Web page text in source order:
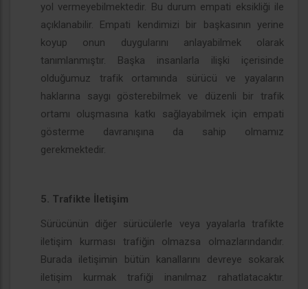
yol vermeyebilmektedir. Bu durum empati eksikliği ile
açıklanabilir. Empati kendimizi bir başkasının yerine
koyup onun duygularını anlayabilmek olarak
tanımlanmıştır. Başka insanlarla ilişki içerisinde
olduğumuz trafik ortamında sürücü ve yayaların
haklarına saygı gösterebilmek ve düzenli bir trafik
ortamı oluşmasına katkı sağlayabilmek için empati
gösterme davranışına da sahip olmamız
gerekmektedir.
5. Trafikte İletişim
Sürücünün diğer sürücülerle veya yayalarla trafikte
iletişim kurması trafiğin olmazsa olmazlarındandır.
Burada iletişimin bütün kanallarını devreye sokarak
iletişim kurmak trafiği inanılmaz rahatlatacaktır.